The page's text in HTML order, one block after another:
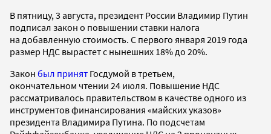
В пятницу, 3 августа, президент России Владимир Путин
подписал закон о повышении ставки налога
на добавленную стоимость. С первого января 2019 года
размер НДС вырастет с нынешних 18% до 20%.
Закон был принят Госдумой в третьем,
окончательном чтении 24 июля. Повышение НДС
рассматривалось правительством в качестве одного из
инструментов финансирования «майских указов»
президента Владимира Путина. По подсчетам